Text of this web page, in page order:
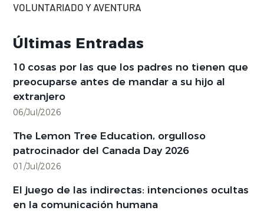
VOLUNTARIADO Y AVENTURA
Últimas Entradas
10 cosas por las que los padres no tienen que
preocuparse antes de mandar a su hijo al
extranjero
06/Jul/2026
The Lemon Tree Education, orgulloso
patrocinador del Canada Day 2026
01/Jul/2026
El juego de las indirectas: intenciones ocultas
en la comunicación humana